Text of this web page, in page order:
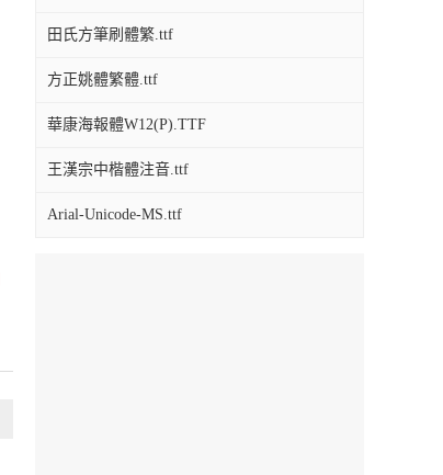
田氏方筆刷體繁.ttf
方正姚體繁體.ttf
華康海報體W12(P).TTF
王漢宗中楷體注音.ttf
Arial-Unicode-MS.ttf